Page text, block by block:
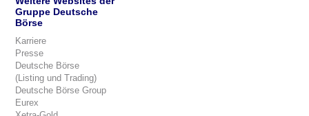
Gruppe Deutsche
Börse
Karriere
Presse
Deutsche Börse
(Listing und Trading)
Deutsche Börse Group
Eurex